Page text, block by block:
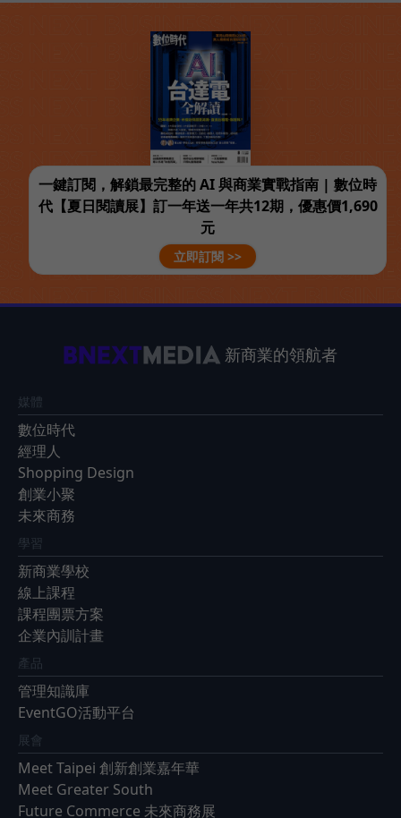
一鍵訂閱，解鎖最完整的 AI 與商業實戰指南 | 數位時
代【夏日閱讀展】訂一年送一年共12期，優惠價1,690
元
立即訂閱 >>
新商業的領航者
媒體
數位時代
經理人
Shopping Design
創業小聚
未來商務
學習
新商業學校
線上課程
課程團票方案
企業內訓計畫
產品
管理知識庫
EventGO活動平台
展會
Meet Taipei 創新創業嘉年華
Meet Greater South
Future Commerce 未來商務展